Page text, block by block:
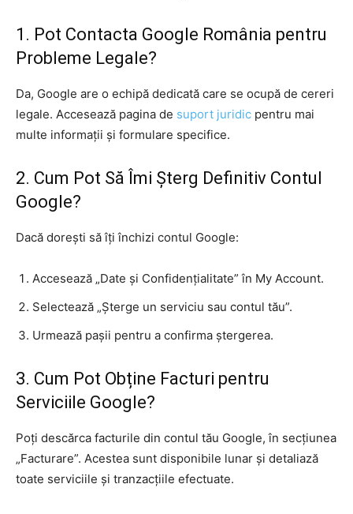
1. Pot Contacta Google România pentru
Probleme Legale?
Da, Google are o echipă dedicată care se ocupă de cereri
legale. Accesează pagina de suport juridic pentru mai
multe informații și formulare specifice.
2. Cum Pot Să Îmi Șterg Definitiv Contul
Google?
Dacă dorești să îți închizi contul Google:
Accesează „Date și Confidențialitate” în My Account.
Selectează „Șterge un serviciu sau contul tău”.
Urmează pașii pentru a confirma ștergerea.
3. Cum Pot Obține Facturi pentru
Serviciile Google?
Poți descărca facturile din contul tău Google, în secțiunea
„Facturare”. Acestea sunt disponibile lunar și detaliază
toate serviciile și tranzacțiile efectuate.